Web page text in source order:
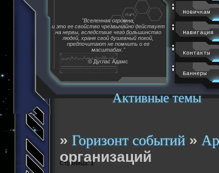
Активные темы
"Вселенная огромна,
и это ее свойство чрезвычайно действует
на нервы, вследствие чего большинство
людей, храня свой душевный покой,
предпочитают не помнить о ее
масштабах."
© Дуглас Адамс
Новичкам
Навигация
Контакты
Баннеры
»Горизонт событий »
организаций
Страница:1